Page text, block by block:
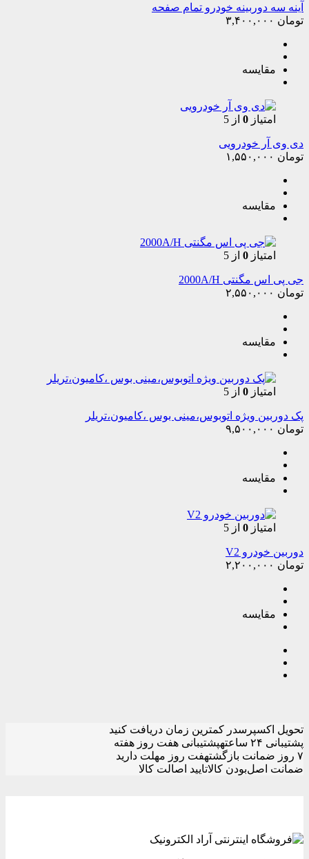
آینه سه دوربینه خودرو تمام صفحه
تومان
مقایسه
امتیاز 0 از 5
دی وی آر خودرویی
تومان
مقایسه
امتیاز 0 از 5
جی پی اس مگنتی 2000A/H
تومان
مقایسه
امتیاز 0 از 5
پک دوربین ویژه اتوبوس،مینی بوس ،کامیون،تریلر
تومان
مقایسه
امتیاز 0 از 5
دوربین خودرو V2
تومان
مقایسه
تحویل اکسپرسدر کمترین زمان دریافت کنید
پشتیبانی ۲۴ ساعته
پشتیبانی هفت روز هفته
۷ روز ضمانت بازگشت
هفت روز مهلت دارید
ضمانت اصل‌بودن کالاتایید اصالت کالا